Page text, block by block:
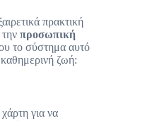
πρακτική
την προσωπική
το σύστημα αυτό
ζωή:
για να